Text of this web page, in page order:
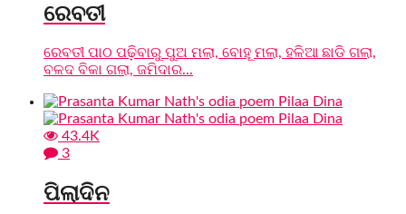
ରେବତୀ
ରେବତୀ ପାଠ ପଢ଼ିବାରୁ ପୁଅ ମଲା, ବୋହୂ ମଲା, ହଳିଆ ଛାଡି ଗଲା,
ବଳଦ ବିକା ଗଲା, ଜମିଦାର...
43.4K
3
ପିଲାଦିନ